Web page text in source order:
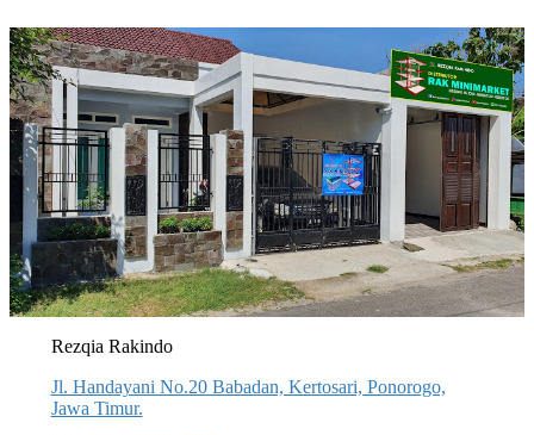
Rezqia Rakindo
Jl. Handayani No.20 Babadan, Kertosari, Ponorogo,
Jawa Timur.